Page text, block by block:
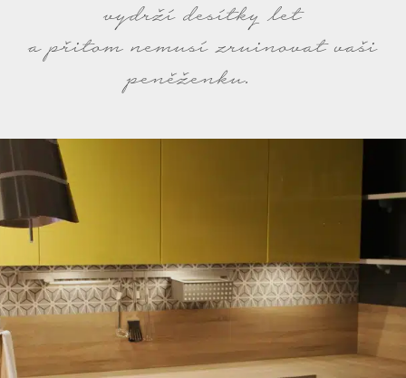
vydrží desítky let
a přitom nemusí zruinovat vaši
peněženku.